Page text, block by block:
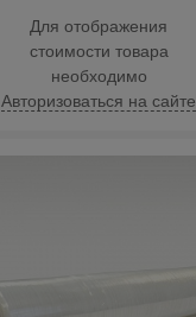
Для отображения
стоимости товара
необходимо
Авторизоваться на сайте